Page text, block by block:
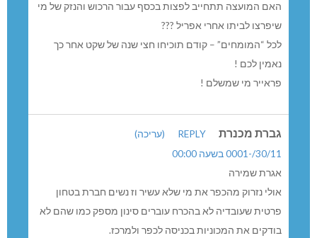
האם המועצה תתחייב לפצות בכסף עבור הרכוש והנזק של מי
שיפרצו לביתו אחרי אפריל ???
לכל “המומחים” – קודם תוכיחו חצי שנה של שקט אחר כך
נאמין לכם !
פראייר מי שמשלם !
גברת מכנרת REPLY
(עריכה)
30/11/-0001 בשעה 00:00
אגרת שמירה
אולי נזרוק מהכפר את מי שלא עשיר וז נשים חברת בטחון
פרטית שעובדיה לא בהכרח עוברים סינון מספק כמו שהם לא
בודקים את המכוניות בכניסה לכפר ולמרכז.